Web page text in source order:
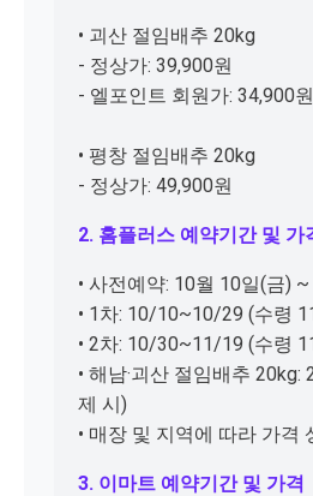
• 괴산 절임배추 20kg
- 정상가: 39,900원
- 엘포인트 회원가: 34,900원
• 평창 절임배추 20kg
- 정상가: 49,900원
2. 홈플러스 예약기간 및 가
• 사전예약: 10월 10일(금)
• 1차: 10/10~10/29 (수령
• 2차: 10/30~11/19 (수령
• 해남·괴산 절임배추 20kg:
제 시)
• 매장 및 지역에 따라 가격
3. 이마트 예약기간 및 가격